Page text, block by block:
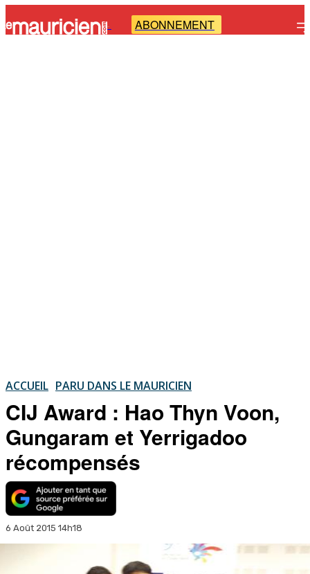
- ABONNEMENT
ACCUEIL PARU DANS LE MAURICIEN
CIJ Award : Hao Thyn Voon,
Gungaram et Yerrigadoo
récompensés
6 Août 2015 14h18